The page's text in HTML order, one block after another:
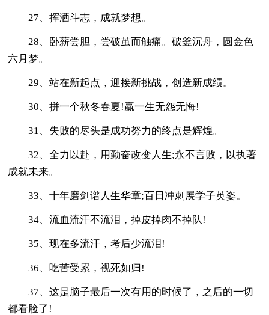
27、挥洒斗志，成就梦想。
28、卧薪尝胆，尝破茧而触痛。破釜沉舟，圆金色
六月梦。
29、站在新起点，迎接新挑战，创造新成绩。
30、拼一个秋冬春夏!赢一生无怨无悔!
31、失败的尽头是成功努力的终点是辉煌。
32、全力以赴，用勤奋改变人生;永不言败，以执著
成就未来。
33、十年磨剑谱人生华章;百日冲刺展学子英姿。
34、流血流汗不流泪，掉皮掉肉不掉队!
35、现在多流汗，考后少流泪!
36、吃苦受累，视死如归!
37、这是脑子最后一次有用的时候了，之后的一切
都看脸了!